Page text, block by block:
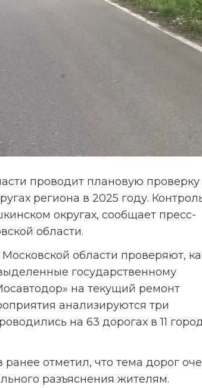
проводит плановую проверку
региона в 2025 году.
округах, сообщает пресс-
области.
области проверяют,
государственному
на текущий ремонт
анализируются три
на 63 дорогах в 11
отметил, что тема дорог
разъяснения жителям.